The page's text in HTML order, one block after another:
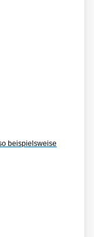
beispielsweise